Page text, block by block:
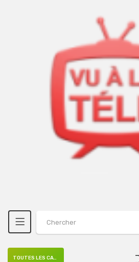
TOUTES LES CATÉGORIES